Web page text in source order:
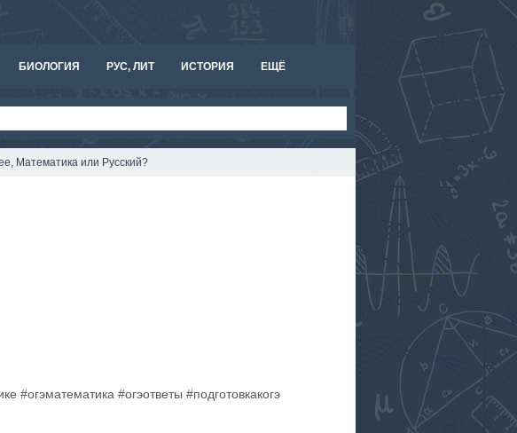
БИОЛОГИЯ РУС, ЛИТ ИСТОРИЯ ЕЩЁ
Математика или Русский?
#огэматематика #огэответы #подготовкакогэ